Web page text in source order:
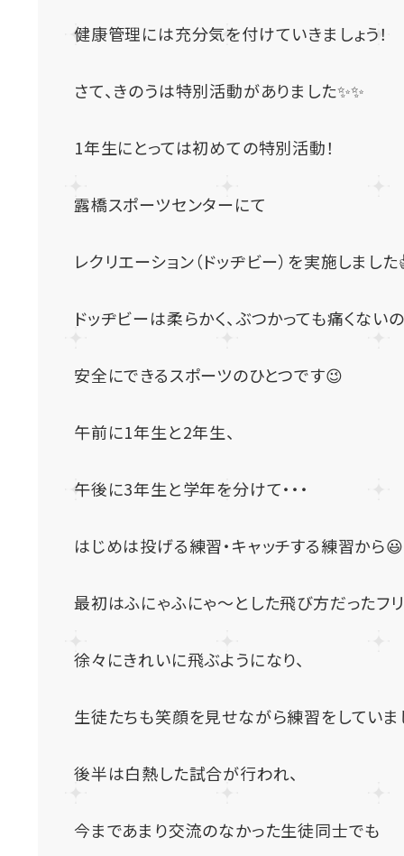
健康管理には充分気を付けていきましょう！
さて、きのうは特別活動がありました✨✨
1年生にとっては初めての特別活動！
露橋スポーツセンターにて
レクリエーション（ドッヂビー）を実施しまし
ドッヂビーは柔らかく、ぶつかっても痛くない
安全にできるスポーツのひとつです😉
午前に1年生と2年生、
午後に3年生と学年を分けて・・・
はじめは投げる練習・キャッチする練習から😃
最初はふにゃふにゃ～とした飛び方だったフ
徐々にきれいに飛ぶようになり、
生徒たちも笑顔を見せながら練習をしてい
後半は白熱した試合が行われ、
今まであまり交流のなかった生徒同士でも